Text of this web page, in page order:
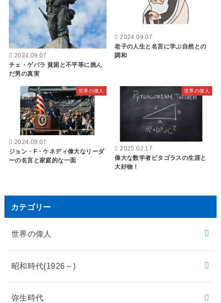
2024.09.07
チェ・ゲバラ 貧困と不平等に挑ん
だ男の真実
2024.09.07
老子の人生と名言に学ぶ自然との
調和
世界の偉人
2024.09.07
ジョン・F・ケネディ偉大なリーダ
ーの名言と家庭的な一面
世界の偉人
2025.02.17
偉大な数学者ピタゴラスの生涯と
大好物！
カテゴリー
世界の偉人
昭和時代(1926～)
弥生時代